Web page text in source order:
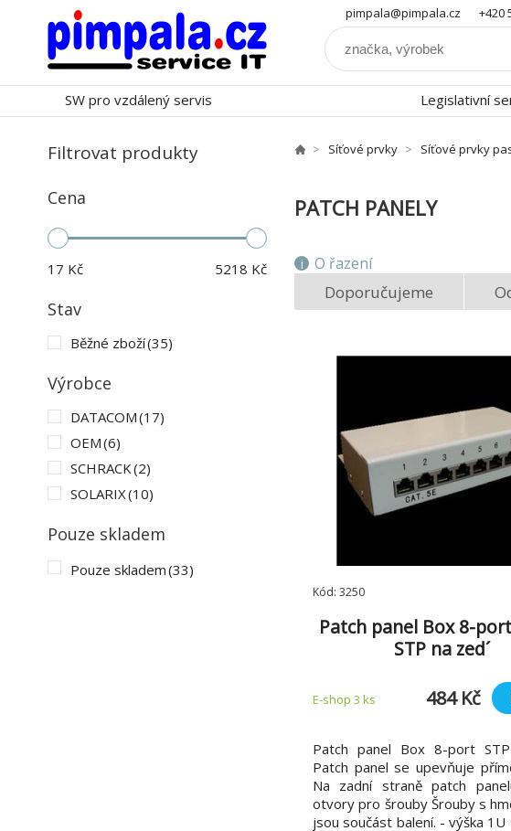
pimpala@pimpala.cz +420
SW pro vzdálený servis Legislativní
Filtrovat produkty
Cena
17 Kč 5218 Kč
Stav
Běžné zboží(35)
Výrobce
DATACOM(17)
OEM(6)
SCHRACK(2)
SOLARIX(10)
Pouze skladem
Pouze skladem(33)
Síťové prvky Síťové prvky
PATCH PANELY
O řazení
Doporučujeme
Kód: 3250
Patch panel Box 8-
STP na zed´
E-shop 3 ks 484 Kč
Patch panel Box 8-port
Patch panel se upevňuje
Na zadní straně patch
otvory pro šrouby Šrouby s
jsou součást balení. - výška 1U